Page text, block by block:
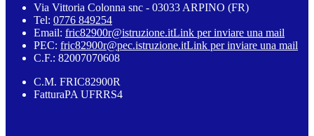
Via Vittoria Colonna snc - 03033 ARPINO (FR)
Tel: 0776 849254
Email: fric82900r@istruzione.itLink per inviare una mail
PEC: fric82900r@pec.istruzione.itLink per inviare una mail
C.F.: 82007070608
C.M. FRIC82900R
FatturaPA UFRRS4